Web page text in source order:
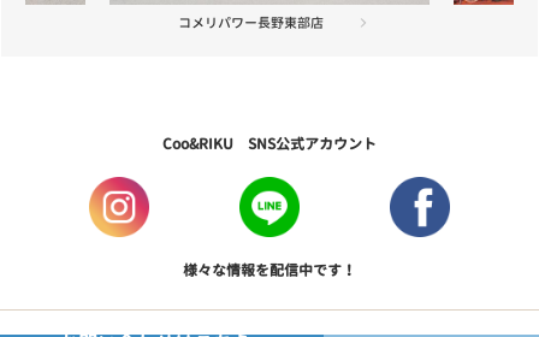
綿半権堂店
Coo&RIKU SNS公式アカウント
様々な情報を配信中です！